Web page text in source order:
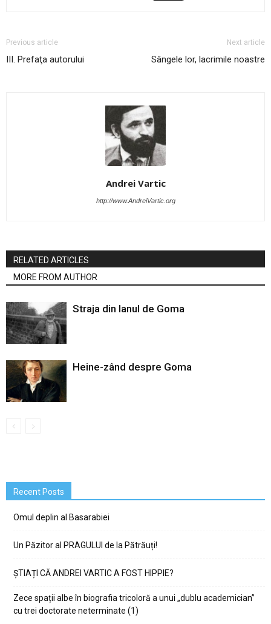
Previous article
III. Prefaţa autorului
Next article
Sângele lor, lacrimile noastre
Andrei Vartic
http://www.AndreiVartic.org
RELATED ARTICLES
MORE FROM AUTHOR
Straja din lanul de Goma
Heine-zând despre Goma
Recent Posts
Omul deplin al Basarabiei
Un Păzitor al PRAGULUI de la Pătrăuți!
ȘTIAȚI CĂ ANDREI VARTIC A FOST HIPPIE?
Zece spații albe în biografia tricoloră a unui „dublu academician”
cu trei doctorate neterminate (1)